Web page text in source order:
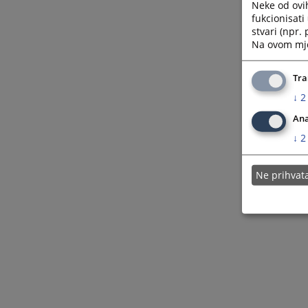
Neke od
fukcionisati
stvari (npr.
Na ovom
↓ 2
↓ 2
Ne